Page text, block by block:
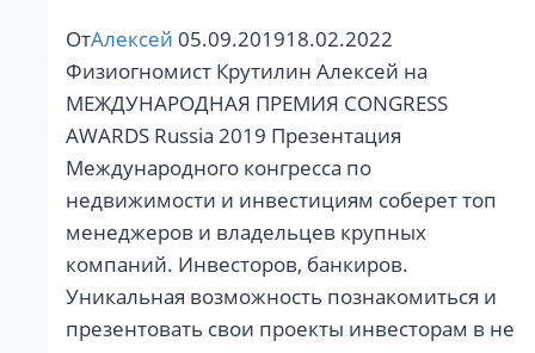
ОтАлексей 05.09.201918.02.2022
Физиогномист Крутилин Алексей на
МЕЖДУНАРОДНАЯ ПРЕМИЯ CONGRESS
AWARDS Russia 2019 Презентация
Международного конгресса по
недвижимости и инвестициям соберет топ
менеджеров и владельцев крупных
компаний. Инвесторов, банкиров.‬
Уникальная возможность познакомиться и
презентовать свои проекты инвесторам в не